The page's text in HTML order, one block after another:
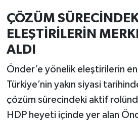
ÇÖZÜM
ELEŞTİRİLERİN
ALDI
Önder’e yönelik eleştirilerin en
Türkiye’nin yakın siyasi
çözüm sürecindeki aktif
HDP heyeti içinde yer alan